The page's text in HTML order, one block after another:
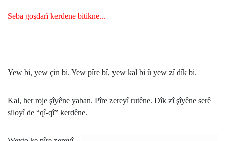
Seba goşdarî kerdene bitikne...
Yew bi, yew çin bi. Yew pîre bî, yew kal bi û yew zî dîk bi.
Kal, her roje şîyêne yaban. Pîre zereyî rutêne. Dîk zî şîyêne serê
siloyî de “qî-qî” kerdêne.